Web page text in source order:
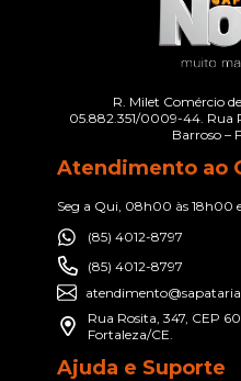
R. Milet Comércio
05.882.351/0009-44. Rua
Barroso –
Atendimento ao
Seg a Qui, 08h00 às 18h00
(85) 4012-8797
(85) 4012-8797
Rua Rosita, 347, CEP
Fortaleza/CE.
Ajuda e Suporte